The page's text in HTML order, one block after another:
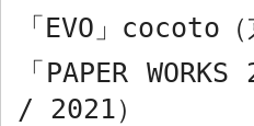
「 EVO 」 cocoto
「 PAPER WORKS
/ 2021）